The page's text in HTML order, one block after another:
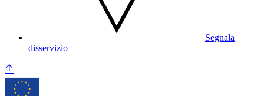
Segnala
disservizio